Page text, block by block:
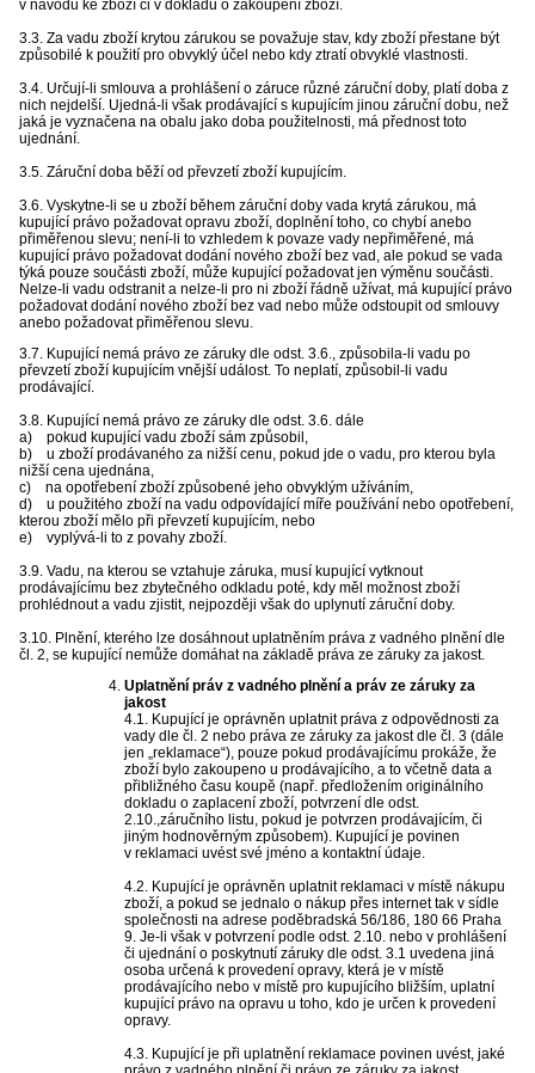
v návodu ke zboží či v dokladu o zakoupení zboží.
3.3. Za vadu zboží krytou zárukou se považuje stav, kdy zboží přestane být
způsobilé k použití pro obvyklý účel nebo kdy ztratí obvyklé vlastnosti.
3.4. Určují-li smlouva a prohlášení o záruce různé záruční doby, platí doba z
nich nejdelší. Ujedná-li však prodávající s kupujícím jinou záruční dobu, než
jaká je vyznačena na obalu jako doba použitelnosti, má přednost toto
ujednání.
3.5. Záruční doba běží od převzetí zboží kupujícím.
3.6. Vyskytne-li se u zboží během záruční doby vada krytá zárukou, má
kupující právo požadovat opravu zboží, doplnění toho, co chybí anebo
přiměřenou slevu; není-li to vzhledem k povaze vady nepřiměřené, má
kupující právo požadovat dodání nového zboží bez vad, ale pokud se vada
týká pouze součásti zboží, může kupující požadovat jen výměnu součásti.
Nelze-li vadu odstranit a nelze-li pro ni zboží řádně užívat, má kupující právo
požadovat dodání nového zboží bez vad nebo může odstoupit od smlouvy
anebo požadovat přiměřenou slevu.
3.7. Kupující nemá právo ze záruky dle odst. 3.6., způsobila-li vadu po
převzetí zboží kupujícím vnější událost. To neplatí, způsobil-li vadu
prodávající.
3.8. Kupující nemá právo ze záruky dle odst. 3.6. dále
a) pokud kupující vadu zboží sám způsobil,
b) u zboží prodávaného za nižší cenu, pokud jde o vadu, pro kterou byla
nižší cena ujednána,
c) na opotřebení zboží způsobené jeho obvyklým užíváním,
d) u použitého zboží na vadu odpovídající míře používání nebo opotřebení,
kterou zboží mělo při převzetí kupujícím, nebo
e) vyplývá-li to z povahy zboží.
3.9. Vadu, na kterou se vztahuje záruka, musí kupující vytknout
prodávajícímu bez zbytečného odkladu poté, kdy měl možnost zboží
prohlédnout a vadu zjistit, nejpozději však do uplynutí záruční doby.
3.10. Plnění, kterého lze dosáhnout uplatněním práva z vadného plnění dle
čl. 2, se kupující nemůže domáhat na základě práva ze záruky za jakost.
Uplatnění práv z vadného plnění a práv ze záruky za
jakost
4.1. Kupující je oprávněn uplatnit práva z odpovědnosti za
vady dle čl. 2 nebo práva ze záruky za jakost dle čl. 3 (dále
jen „reklamace“), pouze pokud prodávajícímu prokáže, že
zboží bylo zakoupeno u prodávajícího, a to včetně data a
přibližného času koupě (např. předložením originálního
dokladu o zaplacení zboží, potvrzení dle odst.
2.10.,záručního listu, pokud je potvrzen prodávajícím, či
jiným hodnověrným způsobem). Kupující je povinen
v reklamaci uvést své jméno a kontaktní údaje.
4.2. Kupující je oprávněn uplatnit reklamaci v místě nákupu
zboží, a pokud se jednalo o nákup přes internet tak v sídle
společnosti na adrese poděbradská 56/186, 180 66 Praha
9. Je-li však v potvrzení podle odst. 2.10. nebo v prohlášení
či ujednání o poskytnutí záruky dle odst. 3.1 uvedena jiná
osoba určená k provedení opravy, která je v místě
prodávajícího nebo v místě pro kupujícího bližším, uplatní
kupující právo na opravu u toho, kdo je určen k provedení
opravy.
4.3. Kupující je při uplatnění reklamace povinen uvést, jaké